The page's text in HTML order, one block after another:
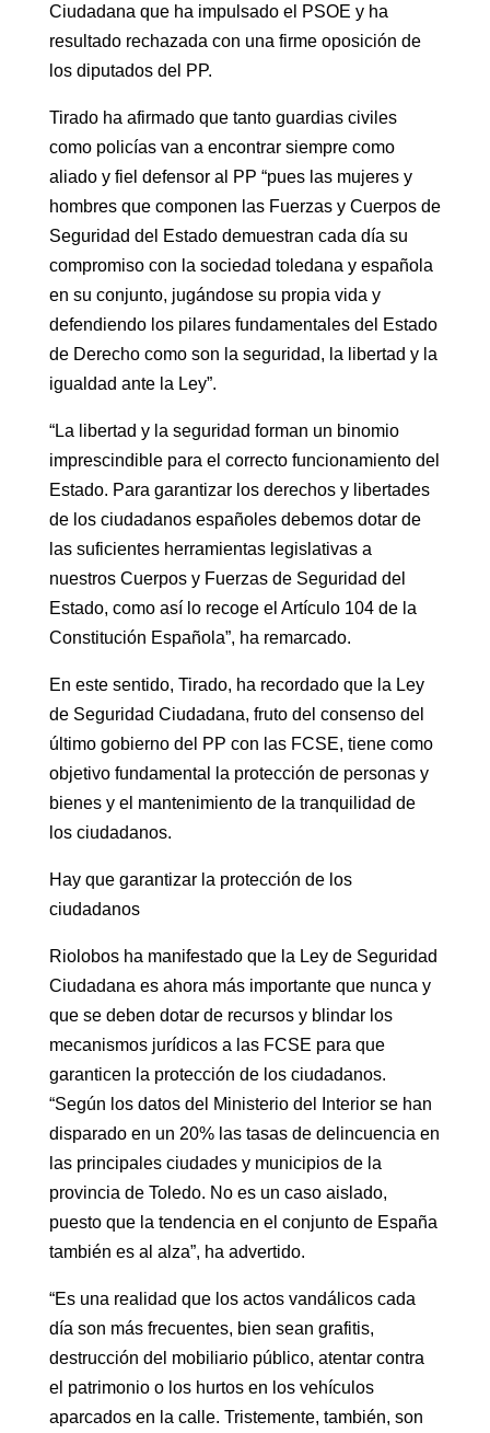
Ciudadana que ha impulsado el PSOE y ha
resultado rechazada con una firme oposición de
los diputados del PP.
Tirado ha afirmado que tanto guardias civiles
como policías van a encontrar siempre como
aliado y fiel defensor al PP “pues las mujeres y
hombres que componen las Fuerzas y Cuerpos de
Seguridad del Estado demuestran cada día su
compromiso con la sociedad toledana y española
en su conjunto, jugándose su propia vida y
defendiendo los pilares fundamentales del Estado
de Derecho como son la seguridad, la libertad y la
igualdad ante la Ley”.
“La libertad y la seguridad forman un binomio
imprescindible para el correcto funcionamiento del
Estado. Para garantizar los derechos y libertades
de los ciudadanos españoles debemos dotar de
las suficientes herramientas legislativas a
nuestros Cuerpos y Fuerzas de Seguridad del
Estado, como así lo recoge el Artículo 104 de la
Constitución Española”, ha remarcado.
En este sentido, Tirado, ha recordado que la Ley
de Seguridad Ciudadana, fruto del consenso del
último gobierno del PP con las FCSE, tiene como
objetivo fundamental la protección de personas y
bienes y el mantenimiento de la tranquilidad de
los ciudadanos.
Hay que garantizar la protección de los
ciudadanos
Riolobos ha manifestado que la Ley de Seguridad
Ciudadana es ahora más importante que nunca y
que se deben dotar de recursos y blindar los
mecanismos jurídicos a las FCSE para que
garanticen la protección de los ciudadanos.
“Según los datos del Ministerio del Interior se han
disparado en un 20% las tasas de delincuencia en
las principales ciudades y municipios de la
provincia de Toledo. No es un caso aislado,
puesto que la tendencia en el conjunto de España
también es al alza”, ha advertido.
“Es una realidad que los actos vandálicos cada
día son más frecuentes, bien sean grafitis,
destrucción del mobiliario público, atentar contra
el patrimonio o los hurtos en los vehículos
aparcados en la calle. Tristemente, también, son